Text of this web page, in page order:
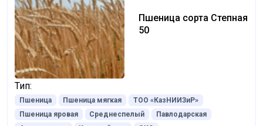
Пшеница сорта Степная
50
Тип:
Пшеница Пшеница мягкая
ТОО «КазНИИЗиР»
Пшеница яровая
Среднеспелый
Павлодарская